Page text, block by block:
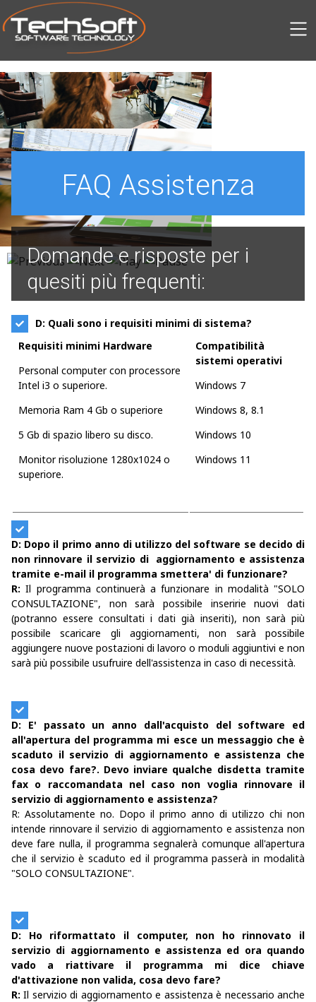
SKIP TO MAIN CONTENT
FAQ Assistenza
Domande e risposte per i
quesiti più frequenti:
D: Quali sono i requisiti minimi di sistema?
Requisiti minimi Hardware
Personal computer con processore
Intel i3 o superiore.
Memoria Ram 4 Gb o superiore
5 Gb di spazio libero su disco.
Monitor risoluzione 1280x1024 o
superiore.
Compatibilità
sistemi operativi
Windows 7
Windows 8, 8.1
Windows 10
Windows 11
D: Dopo il primo anno di utilizzo del software se decido di
non rinnovare il servizio di aggiornamento e assistenza
tramite e-mail il programma smettera' di funzionare?
R: Il programma continuerà a funzionare in modalità "SOLO
CONSULTAZIONE", non sarà possibile inseririe nuovi dati
(potranno essere consultati i dati già inseriti), non sarà più
possibile scaricare gli aggiornamenti, non sarà possibile
aggiungere nuove postazioni di lavoro o moduli aggiuntivi e non
sarà più possibile usufruire dell'assistenza in caso di necessità.
D: E' passato un anno dall'acquisto del software ed
all'apertura del programma mi esce un messaggio che è
scaduto il servizio di aggiornamento e assistenza che
cosa devo fare?. Devo inviare qualche disdetta tramite
fax o raccomandata nel caso non voglia rinnovare il
servizio di aggiornamento e assistenza?
R: Assolutamente no. Dopo il primo anno di utilizzo chi non
intende rinnovare il servizio di aggiornamento e assistenza non
deve fare nulla, il programma segnalerà comunque all'apertura
che il servizio è scaduto ed il programma passerà in modalità
"SOLO CONSULTAZIONE".
D: Ho riformattato il computer, non ho rinnovato il
servizio di aggiornamento e assistenza ed ora quando
vado a riattivare il programma mi dice chiave
d'attivazione non valida, cosa devo fare?
R: Il servizio di aggiornamento e assistenza è necessario anche